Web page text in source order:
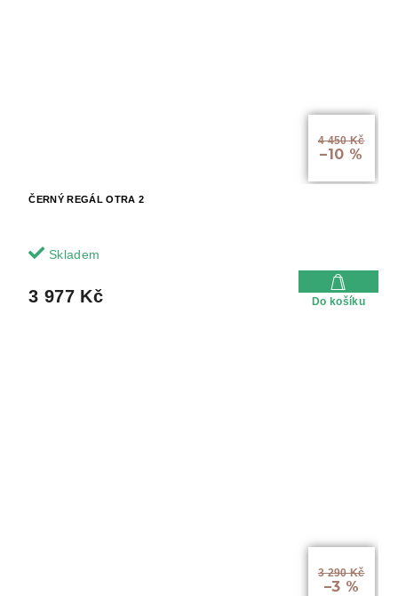
4 450 Kč
–10 %
ČERNÝ REGÁL OTRA 2
Skladem
3 977 Kč Do košíku
3 290 Kč
–3 %